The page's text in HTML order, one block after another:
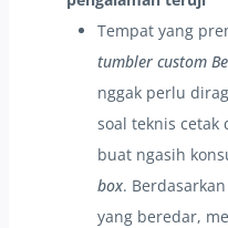
Tempat yang
tumbler custom
nggak perlu
soal teknis cetak
buat ngasih
box.
yang beredar,